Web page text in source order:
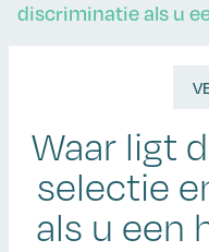
discriminatie als u
Waar ligt
selectie
als u een